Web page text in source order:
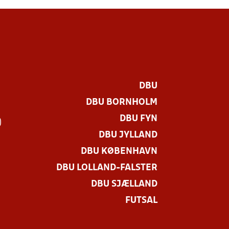
DBU
DBU BORNHOLM
DBU FYN
DBU JYLLAND
DBU KØBENHAVN
DBU LOLLAND-FALSTER
DBU SJÆLLAND
FUTSAL